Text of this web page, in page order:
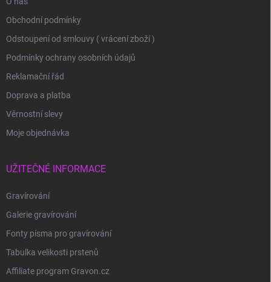
Obchodní podmínky
Odstoupení od smlouvy ( vrácení zboží )
Podmínky ochrany osobních údajů
Reklamační řád
Doprava a platba
Věrnostní slevy
Moje objednávka
UŽITEČNÉ INFORMACE
Gravírování
Galerie gravírování
Fonty písma pro gravírování
Tabulka velikosti prstenů
Affiliate program Gravon.cz